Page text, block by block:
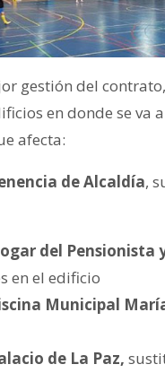
gestión del
en donde se va
afecta:
de Alcaldía,
del Pensionista
en el edificio
Municipal
de La Paz,